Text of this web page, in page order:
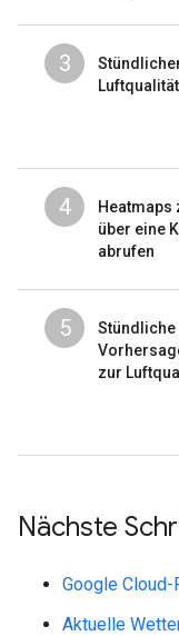
3
4
Heatmaps
über eine
abrufen
5
Stündliche
zur
Nächste
Google
Aktuelle